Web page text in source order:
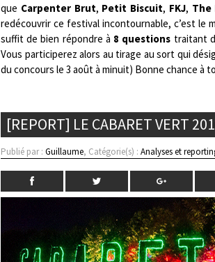
que Carpenter Brut, Petit Biscuit, FKJ, The
redécouvrir ce festival incontournable, c’est le
suffit de bien répondre à 8 questions traitant
Vous participerez alors au tirage au sort qui
du concours le 3 août à minuit) Bonne chance à
[REPORT] LE CABARET VERT
Publié par :Guillaume, Catégorie(s) :Analyses et